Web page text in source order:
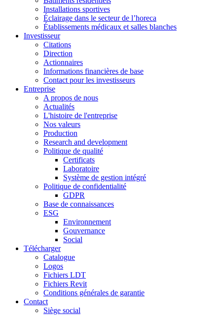
Installations sportives
Éclairage dans le secteur de l’horeca
Établissements médicaux et salles blanches
Investisseur
Citations
Direction
Actionnaires
Informations financières de base
Contact pour les investisseurs
Entreprise
A propos de nous
Actualités
L'histoire de l'entreprise
Nos valeurs
Production
Research and development
Politique de qualité
Certificats
Laboratoire
Système de gestion intégré
Politique de confidentialité
GDPR
Base de connaissances
ESG
Environnement
Gouvernance
Social
Télécharger
Catalogue
Logos
Fichiers LDT
Fichiers Revit
Conditions générales de garantie
Contact
Siège social